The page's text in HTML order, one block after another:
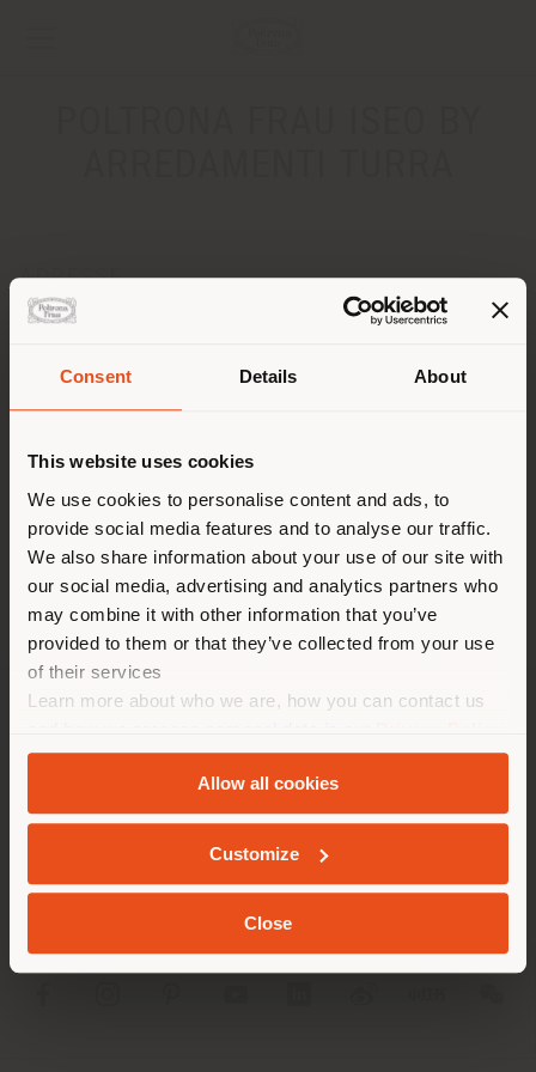
Consent Details About
This website uses cookies
We use cookies to personalise content and ads, to
provide social media features and to analyse our traffic.
We also share information about your use of our site with
our social media, advertising and analytics partners who
may combine it with other information that you’ve
provided to them or that they’ve collected from your use
of their services
Learn more about who we are, how you can contact us
andCookie Policy.
Allow all cookies
Customize
Close
ADRESSE
Via Roma, 21
Anweisungen bekommen
[email protected]
EINEN TERMIN ANFRAGEN
Sie browsen in einem anderen
Land als Ihrem Standort. Wir
empfehlen Ihnen, sich richtig
zu orientieren, um Einkäufe
tätigen zu können. (us)
GEOLOKALISIERT
INFO & DIENSTLEISTUNGEN
RECHTLICHES
SOCIAL